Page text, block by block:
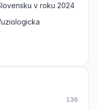
v roku 2024
136